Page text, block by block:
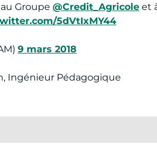
Groupe @Credit_Agricole et
5dVtIxMY44
9 mars 2018
Ingénieur Pédagogique